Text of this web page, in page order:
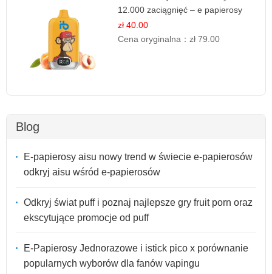
12.000 zaciągnięć – e papierosy
jednorazowe
zł 40.00
Cena oryginalna：zł 79.00
Blog
E-papierosy aisu nowy trend w świecie e-papierosów
odkryj aisu wśród e-papierosów
Odkryj świat puff i poznaj najlepsze gry fruit porn oraz
ekscytujące promocje od puff
E-Papierosy Jednorazowe i istick pico x porównanie
popularnych wyborów dla fanów vapingu